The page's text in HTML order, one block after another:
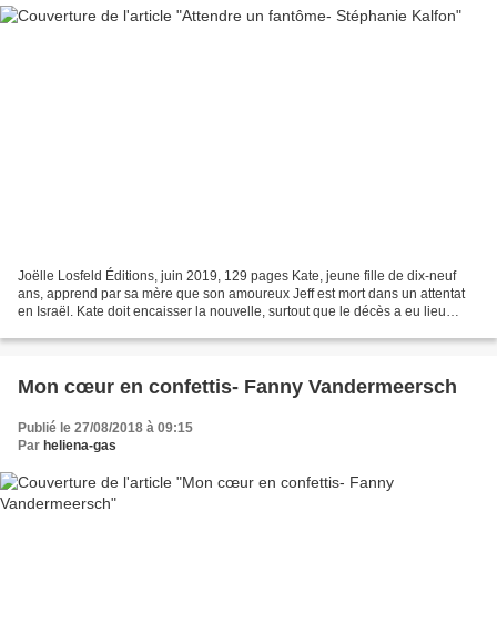
Joëlle Losfeld Éditions, juin 2019, 129 pages Kate, jeune fille de dix-neuf
ans, apprend par sa mère que son amoureux Jeff est mort dans un attentat
en Israël. Kate doit encaisser la nouvelle, surtout que le décès a eu lieu
Mon cœur en confettis- Fanny Vandermeersch
Publié le 27/08/2018 à 09:15
Par heliena-gas